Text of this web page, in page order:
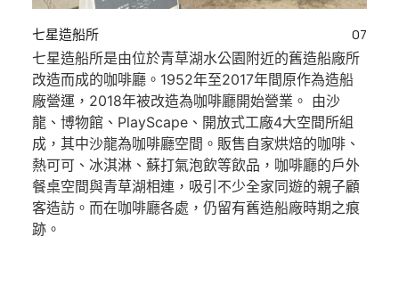
07
七星造船所
七星造船所是由位於青草湖水公園附近的舊造船廠所
改造而成的咖啡廳。1952年至2017年間原作為造船
廠營運，2018年被改造為咖啡廳開始營業。 由沙
龍、博物館、PlayScape、開放式工廠4大空間所組
成，其中沙龍為咖啡廳空間。販售自家烘焙的咖啡、
熱可可、冰淇淋、蘇打氣泡飲等飲品，咖啡廳的戶外
餐桌空間與青草湖相連，吸引不少全家同遊的親子顧
客造訪。而在咖啡廳各處，仍留有舊造船廠時期之痕
跡。